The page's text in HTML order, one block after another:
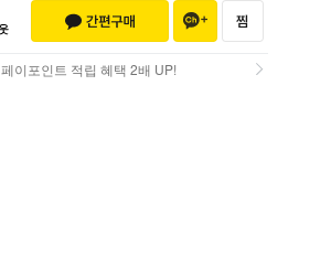
페이포인트 적립 혜택 2배 UP!